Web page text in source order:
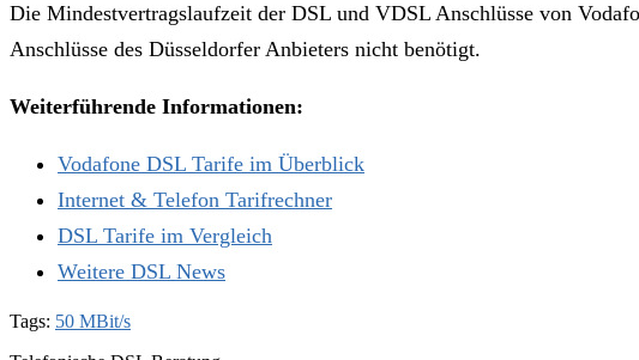
Die Mindestvertragslaufzeit der DSL und VDSL Anschlüsse von
Anschlüsse des Düsseldorfer Anbieters nicht benötigt.
Weiterführende Informationen:
Vodafone DSL Tarife im Überblick
Internet & Telefon Tarifrechner
DSL Tarife im Vergleich
Weitere DSL News
Tags: 50 MBit/s